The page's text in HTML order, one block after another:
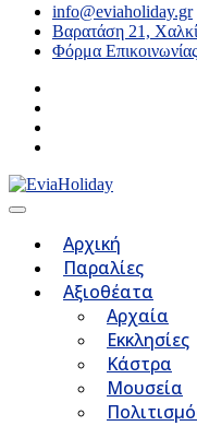
info@eviaholiday.gr
Βαρατάση 21,
Φόρμα Επικοινωνίας
Αρχική
Παραλίες
Αξιοθέατα
Αρχαία
Εκκλησίες
Κάστρα
Μουσεία